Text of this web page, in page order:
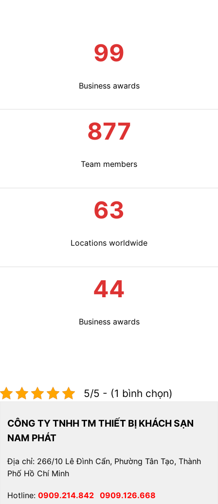
99
Business awards
881
Team members
63
Locations worldwide
45
Business awards
5/5 - (1 bình chọn)
CÔNG TY TNHH TM THIẾT BỊ KHÁCH SẠN
NAM PHÁT
Địa chỉ: 266/10 Lê Đình Cẩn, Phường Tân Tạo, Thành
Phố Hồ Chí Minh
Hotline: 0909.214.842 0909.126.668